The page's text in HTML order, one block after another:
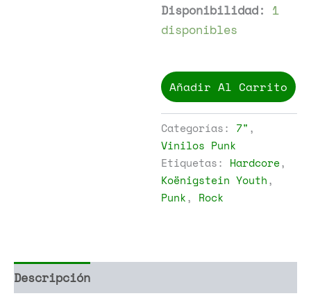
Disponibilidad: 1
disponibles
Youth
-
Youth
cantidad
Añadir Al Carrito
Categorías: 7" ,
Vinilos Punk
Etiquetas: Hardcore,
Koënigstein Youth,
Punk, Rock
Descripción